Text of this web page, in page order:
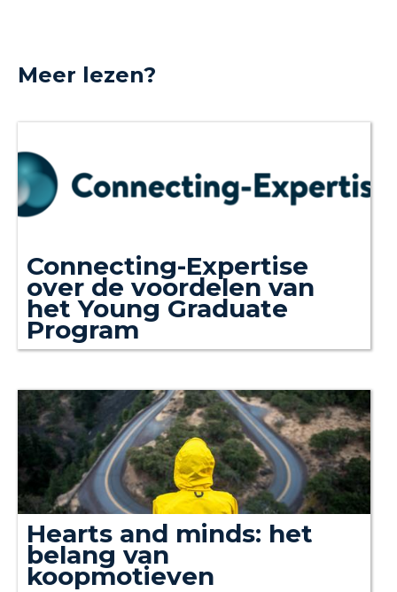
Meer lezen?
Connecting-Expertise
over de voordelen van
het Young Graduate
Program
Hearts and minds: het
belang van
koopmotieven